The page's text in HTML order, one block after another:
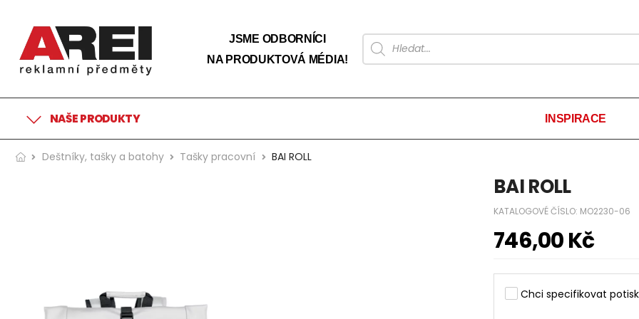
JSME ODBORNÍCI
NA PRODUKTOVÁ MÉDIA!
NAŠE PRODUKTY INSPIRACE
Deštníky, tašky a batohy Tašky pracovní BAI ROLL
BAI ROLL
KATALOGOVÉ ČÍSLO: MO2230-06
746,00Kč
Chci specifikovat potisk